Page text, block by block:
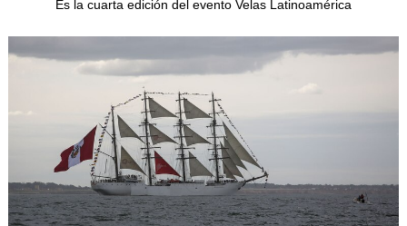
Es la cuarta edición del evento Velas Latinoamérica